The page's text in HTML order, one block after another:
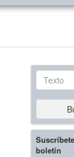
Texto
boletín